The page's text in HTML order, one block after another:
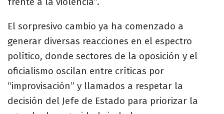
​El sorpresivo cambio ya ha comenzado a
generar diversas reacciones en el espectro
político, donde sectores de la oposición y el
oficialismo oscilan entre críticas por
“improvisación” y llamados a respetar la
decisión del Jefe de Estado para priorizar la